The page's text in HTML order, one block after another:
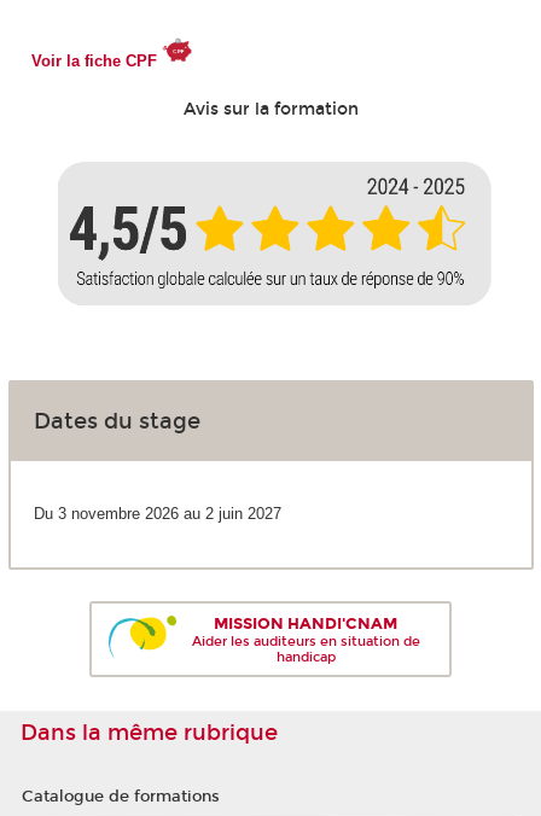
Voir la fiche CPF
Avis sur la formation
Dates du stage
Du 3 novembre 2026 au 2 juin 2027
MISSION HANDI'CNAM
Aider les auditeurs en situation de
handicap
Dans la même rubrique
Catalogue de formations